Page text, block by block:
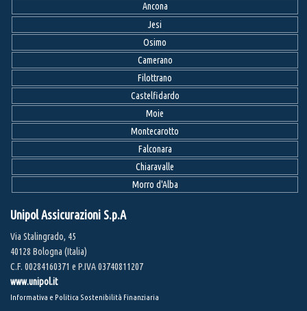
Ancona
Jesi
Osimo
Camerano
Filottrano
Castelfidardo
Moie
Montecarotto
Falconara
Chiaravalle
Morro d'Alba
Unipol Assicurazioni S.p.A
Via Stalingrado, 45
40128 Bologna (Italia)
C.F. 00284160371 e P.IVA 03740811207
www.unipol.it
Informativa e Politica Sostenibilità Finanziaria